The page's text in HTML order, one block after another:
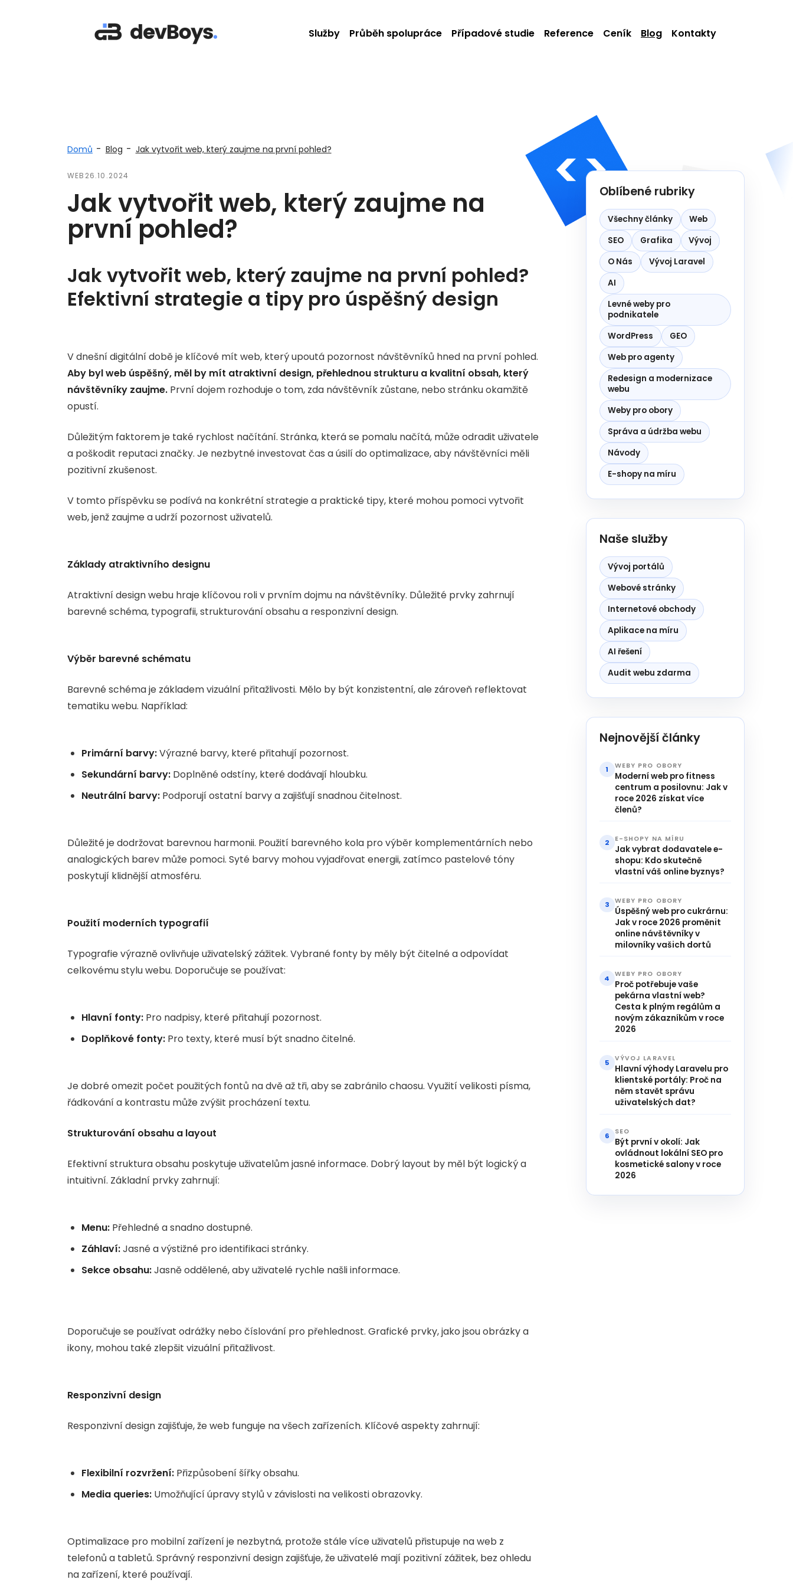
Služby Průběh spolupráce Případové studie Reference Ceník Blog Kontakty
Domů - Blog - Jak vytvořit web, který zaujme na první pohled?
WEB 26.10.2024
Jak vytvořit web, který zaujme na
první pohled?
Jak vytvořit web, který zaujme na první pohled?
Efektivní strategie a tipy pro úspěšný design
V dnešní digitální době je klíčové mít web, který upoutá pozornost návštěvníků hned na první pohled.
Aby byl web úspěšný, měl by mít atraktivní design, přehlednou strukturu a kvalitní obsah, který
návštěvníky zaujme. První dojem rozhoduje o tom, zda návštěvník zůstane, nebo stránku okamžitě
opustí.
Důležitým faktorem je také rychlost načítání. Stránka, která se pomalu načítá, může odradit uživatele
a poškodit reputaci značky. Je nezbytné investovat čas a úsilí do optimalizace, aby návštěvníci měli
pozitivní zkušenost.
V tomto příspěvku se podívá na konkrétní strategie a praktické tipy, které mohou pomoci vytvořit
web, jenž zaujme a udrží pozornost uživatelů.
Základy atraktivního designu
Atraktivní design webu hraje klíčovou roli v prvním dojmu na návštěvníky. Důležité prvky zahrnují
barevné schéma, typografii, strukturování obsahu a responzivní design.
Výběr barevné schématu
Barevné schéma je základem vizuální přitažlivosti. Mělo by být konzistentní, ale zároveň reflektovat
tematiku webu. Například:
Primární barvy:Výrazné barvy, které přitahují pozornost.
Sekundární barvy: Doplněné odstíny, které dodávají hloubku.
Neutrální barvy: Podporují ostatní barvy a zajišťují snadnou čitelnost.
Důležité je dodržovat barevnou harmonii. Použití barevného kola pro výběr komplementárních nebo
analogických barev může pomoci. Syté barvy mohou vyjadřovat energii, zatímco pastelové tóny
poskytují klidnější atmosféru.
Použití moderních typografií
Typografie výrazně ovlivňuje uživatelský zážitek. Vybrané fonty by měly být čitelné a odpovídat
celkovému stylu webu. Doporučuje se používat:
Hlavní fonty: Pro nadpisy, které přitahují pozornost.
Doplňkové fonty: Pro texty, které musí být snadno čitelné.
Je dobré omezit počet použitých fontů na dvě až tři, aby se zabránilo chaosu. Využití velikosti písma,
řádkování a kontrastu může zvýšit procházení textu.
Strukturování obsahu a layout
Efektivní struktura obsahu poskytuje uživatelům jasné informace. Dobrý layout by měl být logický a
intuitivní. Základní prvky zahrnují:
Menu: Přehledné a snadno dostupné.
Záhlaví:Jasné a výstižné pro identifikaci stránky.
Sekce obsahu:Jasně oddělené, aby uživatelé rychle našli informace.
Doporučuje se používat odrážky nebo číslování pro přehlednost. Grafické prvky, jako jsou obrázky a
ikony, mohou také zlepšit vizuální přitažlivost.
Responzivní design
Responzivní design zajišťuje, že web funguje na všech zařízeních. Klíčové aspekty zahrnují:
Flexibilní rozvržení: Přizpůsobení šířky obsahu.
Media queries: Umožňující úpravy stylů v závislosti na velikosti obrazovky.
Optimalizace pro mobilní zařízení je nezbytná, protože stále více uživatelů přistupuje na web z
telefonů a tabletů. Správný responzivní design zajišťuje, že uživatelé mají pozitivní zážitek, bez ohledu
na zařízení, které používají.
Oblíbené rubriky
Všechny články
Web
SEO
Grafika
Vývoj
O Nás
Vývoj Laravel
AI
Levné weby pro
podnikatele
WordPress
GEO
Web pro agenty
Redesign a modernizace
webu
Weby pro obory
Správa a údržba webu
Návody
E-shopy na míru
Naše služby
Vývoj portálů
Webové stránky
Internetové obchody
Aplikace na míru
AI řešení
Audit webu zdarma
Nejnovější články
1 WEBY PRO OBORY
Moderní web pro fitness
centrum a posilovnu: Jak v
roce 2026 získat více
členů?
2 E-SHOPY NA MÍRU
Jak vybrat dodavatele e-
shopu: Kdo skutečně
vlastní váš online byznys?
3 WEBY PRO OBORY
Úspěšný web pro cukrárnu:
Jak v roce 2026 proměnit
online návštěvníky v
milovníky vašich dortů
4 WEBY PRO OBORY
Proč potřebuje vaše
pekárna vlastní web?
Cesta k plným regálům a
novým zákazníkům v roce
2026
5 VÝVOJ LARAVEL
Hlavní výhody Laravelu pro
klientské portály: Proč na
něm stavět správu
uživatelských dat?
6 SEO
Být první v okolí: Jak
ovládnout lokální SEO pro
kosmetické salony v roce
2026